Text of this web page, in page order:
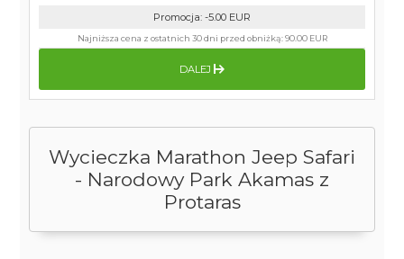
Wycieczka Marathon Jeep Safari
- Narodowy Park Akamas z
Protaras
Promocja: -5.00 EUR
Najniższa cena z ostatnich 30 dni przed obniżką:90.00 EUR
DALEJ